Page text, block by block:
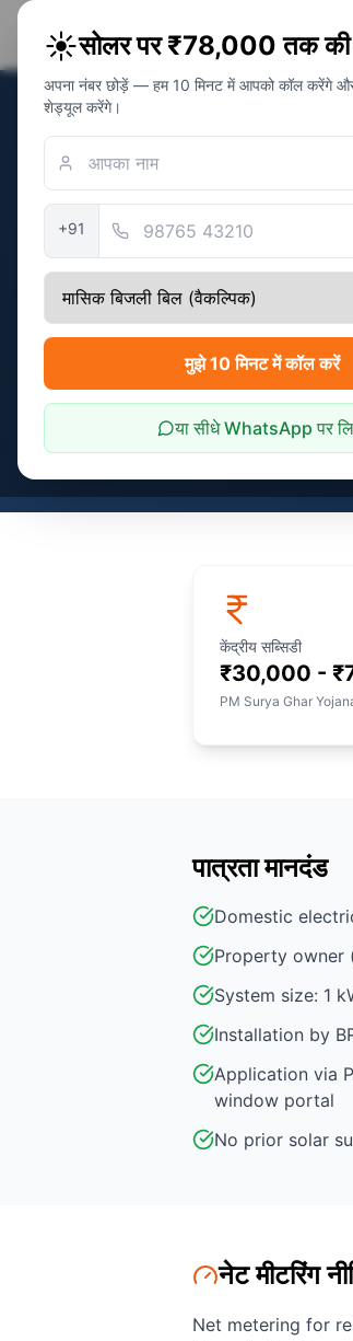
सोलर अवेयरनेस फाउंडेशन
सत्यापित: April
बिहार
केंद्रीय PM सूर्य
State ₹45,000
पात्रता जांचें
केंद्रीय सब्सिडी
₹30,000 -
PM Surya Ghar
पात्रता मानदंड
Domestic
Property owner
System size: 1
Installation by
Application via
window portal
No prior solar
नेट मीटरिंग
Net metering for
☀️सोलर पर ₹78,000 तक की
अपना नंबर छोड़ें — हम 10 मिनट में आपको कॉल करेंगे और
शेड्यूल करेंगे।
+91
मुझे 10 मिनट में कॉल करें
या सीधे WhatsApp पर